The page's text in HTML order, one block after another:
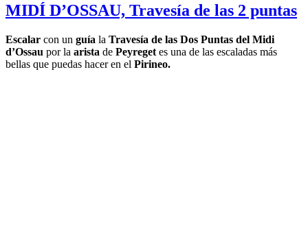
MIDÍ D’OSSAU, Travesía de las 2 puntas
Escalar con un guía la Travesía de las Dos Puntas del Midi
d’Ossau por la arista de Peyreget es una de las escaladas más
bellas que puedas hacer en el Pirineo.